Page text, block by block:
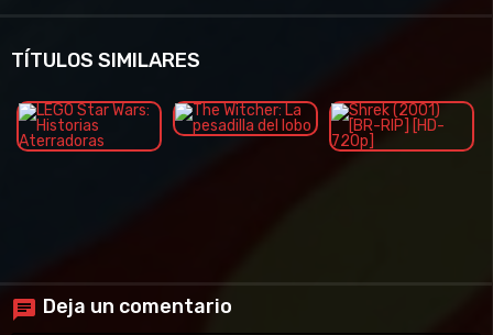
TÍTULOS SIMILARES
Deja un comentario